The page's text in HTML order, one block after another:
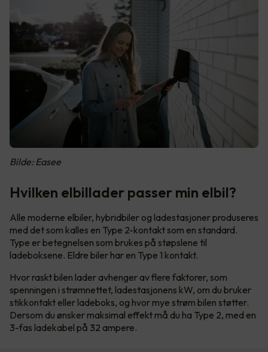
Bilde: Easee
Hvilken elbillader passer min elbil?
Alle moderne elbiler, hybridbiler og ladestasjoner produseres
med det som kalles en Type 2-kontakt som en standard.
Type er betegnelsen som brukes på støpslene til
ladeboksene. Eldre biler har en Type 1 kontakt.
Hvor raskt bilen lader avhenger av flere faktorer, som
spenningen i strømnettet, ladestasjonens kW, om du bruker
stikkontakt eller ladeboks, og hvor mye strøm bilen støtter.
Dersom du ønsker maksimal effekt må du ha Type 2, med en
3-fas ladekabel på 32 ampere.